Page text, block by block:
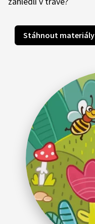
Stáhnout materiály